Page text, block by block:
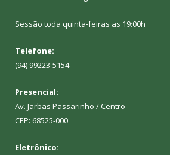
Sessão toda quinta-feiras as 19:00h
Telefone:
(94) 99223-5154
Presencial:
Av. Jarbas Passarinho / Centro
CEP: 68525-000
Eletrônico: